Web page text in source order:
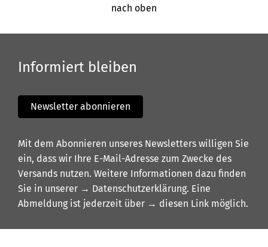
nach oben
Informiert bleiben
Newsletter abonnieren
Mit dem Abonnieren unseres Newsletters willigen Sie
ein, dass wir Ihre E-Mail-Adresse zum Zwecke des
Versands nutzen. Weitere Informationen dazu finden
Sie in unserer → Datenschutzerklärung. Eine
Abmeldung ist jederzeit über → diesen Link möglich.